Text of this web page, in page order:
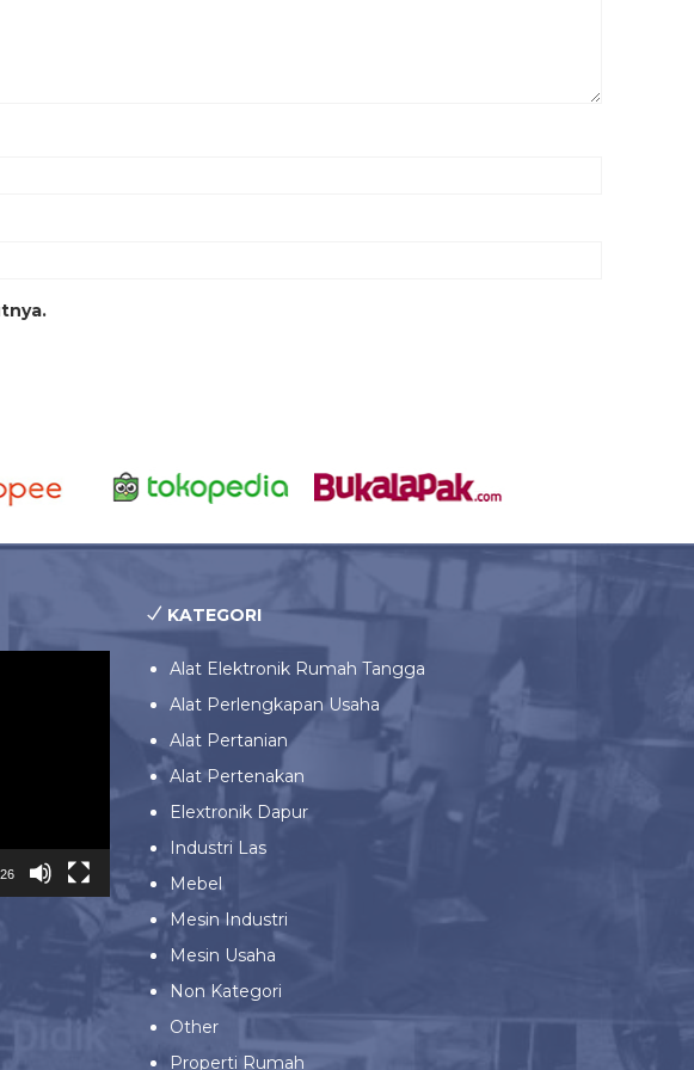
KATEGORI
Alat Elektronik Rumah Tangga
Alat Perlengkapan Usaha
Alat Pertanian
Alat Pertenakan
Elextronik Dapur
Industri Las
Mebel
Mesin Industri
Mesin Usaha
Non Kategori
Other
Properti Rumah